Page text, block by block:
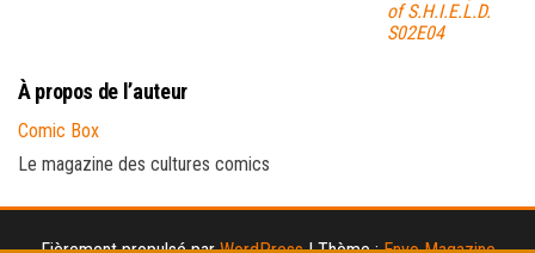
of S.H.I.E.L.D.
S02E04
À propos de l’auteur
Comic Box
Le magazine des cultures comics